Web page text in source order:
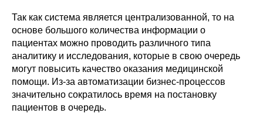
Так как система является централизованной, то на
основе большого количества информации о
пациентах можно проводить различного типа
аналитику и исследования, которые в свою очередь
могут повысить качество оказания медицинской
помощи. Из-за автоматизации бизнес-процессов
значительно сократилось время на постановку
пациентов в очередь.